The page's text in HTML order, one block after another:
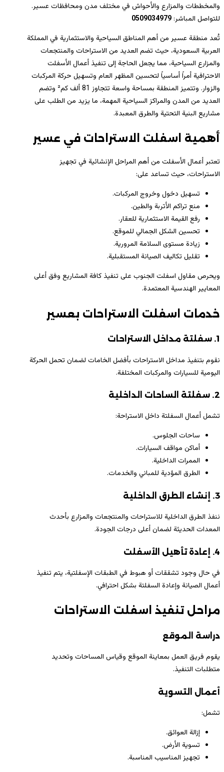
والمخططات والمزارع والأحواش في مختلف مدن ومحافظات عسير.
للتواصل المباشر: 0509034979
تُعد منطقة عسير من أهم المناطق السياحية والاستثمارية في المملكة
العربية السعودية، حيث تضم العديد من الاستراحات والمنتجعات
والمزارع السياحية، مما يجعل الحاجة إلى تنفيذ أعمال الأسفلت
الاحترافية أمراً أساسياً لتحسين المظهر العام وتسهيل حركة المركبات
والزوار. وتتميز المنطقة بمساحة واسعة تتجاوز 81 ألف كم² وتضم
العديد من المدن والمراكز السياحية المهمة، ما يزيد من الطلب على
مشاريع البنية التحتية والطرق المعبدة.
أهمية اسفلت الاستراحات في عسير
تعتبر أعمال الأسفلت من أهم المراحل الإنشائية في تجهيز
الاستراحات، حيث تساعد على:
تسهيل دخول وخروج المركبات.
منع تراكم الأتربة والطين.
رفع القيمة الاستثمارية للعقار.
تحسين الشكل الجمالي للموقع.
زيادة مستوى السلامة المرورية.
تقليل تكاليف الصيانة المستقبلية.
ويحرص مقاول اسفلت الجنوب على تنفيذ كافة المشاريع وفق أعلى
المعايير الهندسية المعتمدة.
خدمات اسفلت الاستراحات بعسير
1. سفلتة مداخل الاستراحات
نقوم بتنفيذ مداخل الاستراحات بأفضل الخامات لضمان تحمل الحركة
اليومية للسيارات والمركبات المختلفة.
2. سفلتة الساحات الداخلية
تشمل أعمال السفلتة داخل الاستراحة:
ساحات الجلوس.
أماكن مواقف السيارات.
الممرات الداخلية.
الطرق المؤدية للمباني والخدمات.
3. إنشاء الطرق الداخلية
ننفذ الطرق الداخلية للاستراحات والمنتجعات والمزارع بأحدث
المعدات الحديثة لضمان أعلى درجات الجودة.
4. إعادة تأهيل الأسفلت
في حال وجود تشققات أو هبوط في الطبقات الإسفلتية، يتم تنفيذ
أعمال الصيانة وإعادة السفلتة بشكل احترافي.
مراحل تنفيذ اسفلت الاستراحات
دراسة الموقع
يقوم فريق العمل بمعاينة الموقع وقياس المساحات وتحديد
متطلبات التنفيذ.
أعمال التسوية
تشمل:
إزالة العوائق.
تسوية الأرض.
تجهيز المناسيب المناسبة.